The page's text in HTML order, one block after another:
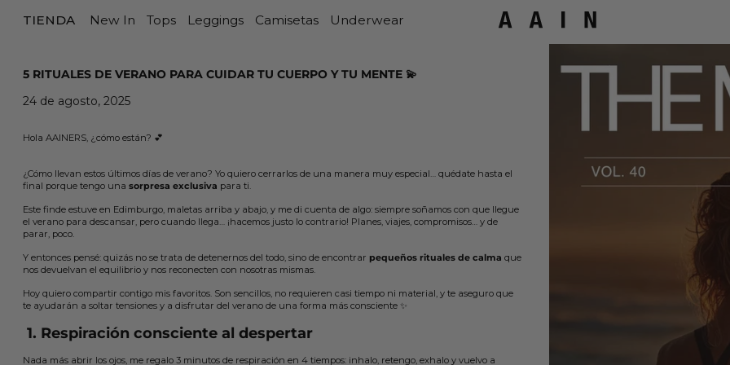
TIENDA New In Tops Leggings Camisetas Underwear
5 RITUALES DE VERANO PARA CUIDAR TU CUERPO Y TU MENTE 💫
24 de agosto, 2025
Hola AAINERS, ¿cómo están? 💕
¿Cómo llevan estos últimos días de verano? Yo quiero cerrarlos de una manera muy especial… quédate hasta el
final porque tengo una sorpresa exclusiva para ti.
Este finde estuve en Edimburgo, maletas arriba y abajo, y me di cuenta de algo: siempre soñamos con que llegue
el verano para descansar, pero cuando llega… ¡hacemos justo lo contrario! Planes, viajes, compromisos… y de
parar, poco.
Y entonces pensé: quizás no se trata de detenernos del todo, sino de encontrar pequeños rituales de calma que
nos devuelvan el equilibrio y nos reconecten con nosotras mismas.
Hoy quiero compartir contigo mis favoritos. Son sencillos, no requieren casi tiempo ni material, y te aseguro que
te ayudarán a soltar tensiones y a disfrutar del verano de una forma más consciente ✨
1. Respiración consciente al despertar
Nada más abrir los ojos, me regalo 3 minutos de respiración en 4 tiempos: inhalo, retengo, exhalo y vuelvo a